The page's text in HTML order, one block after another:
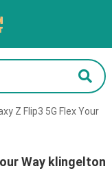
Z Flip3 5G Flex Your
Way klingelton